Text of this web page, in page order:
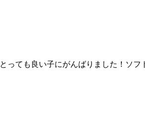
とっても良い子にがんばりました！ソフ